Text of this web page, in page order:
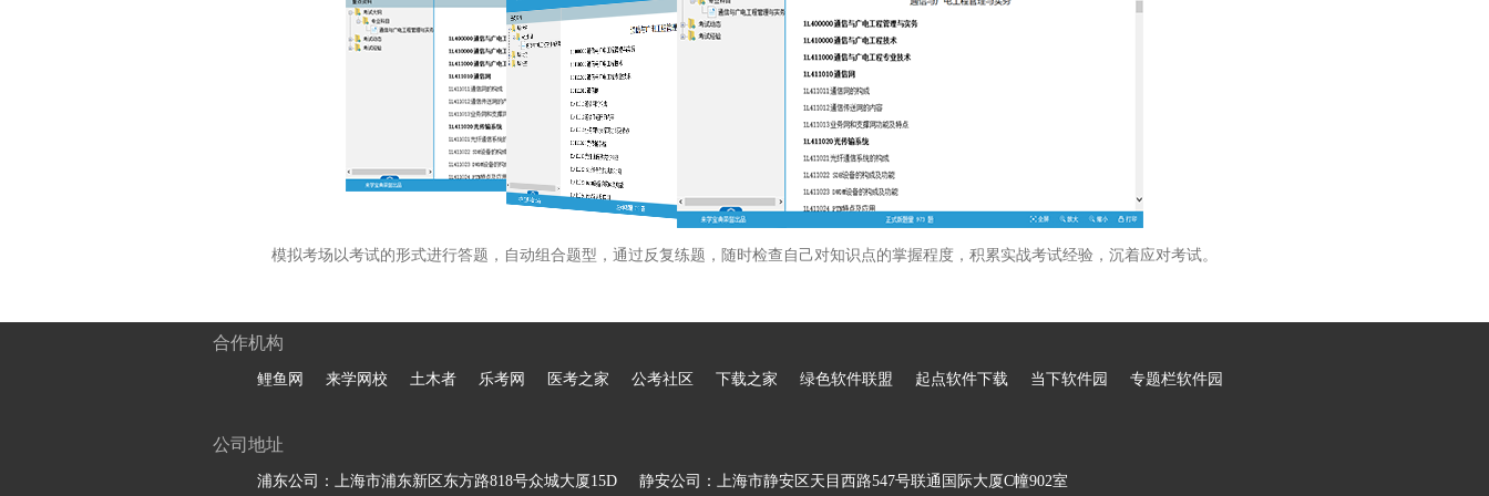
模拟考场以考试的形式进行答题，自动组合题型，通过反复练题，随时检查自己对知识点的掌握程度，积累实战考试经验，沉着应对考试。
合作机构
鲤鱼网 来学网校 土木者 乐考网 医考之家 公考社区 下载之家 绿色软件联盟 起点软件下载 当下软件园 专题栏软件园
公司地址
浦东公司：上海市浦东新区东方路818号众城大厦15D 静安公司：上海市静安区天目西路547号联通国际大厦C幢902室